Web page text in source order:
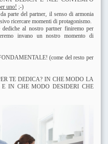
uno! ;-)
parte del partner, il senso di armonia
ricercare momenti di protagonismo.
al nostro partner finiremo per
invano un nostro momento di
(come del resto per
TE DEDICA? IN CHE MODO LA
IN CHE MODO DESIDERI CHE